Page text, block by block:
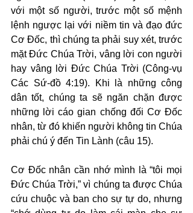
với một số người, trước một số mệnh
lệnh ngược lại với niềm tin và đạo đức
Cơ Đốc, thì chúng ta phải suy xét, trước
mặt Đức Chúa Trời, vâng lời con người
hay vâng lời Đức Chúa Trời (Công-vụ
Các Sứ-đồ 4:19). Khi là những công
dân tốt, chúng ta sẽ ngăn chặn được
những lời cáo gian chống đối Cơ Đốc
nhân, từ đó khiến người không tin Chúa
phải chú ý đến Tin Lành (câu 15).
Cơ Đốc nhân cần nhớ mình là “tôi mọi
Đức Chúa Trời,” vì chúng ta được Chúa
cứu chuộc và ban cho sự tự do, nhưng